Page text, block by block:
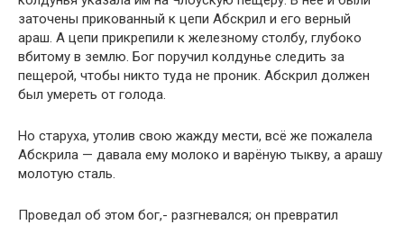
заточены прикованный к цепи Абскрил и его верный
араш. А цепи прикрепили к железному столбу, глубоко
вбитому в землю. Бог поручил колдунье следить за
пещерой, чтобы никто туда не проник. Абскрил должен
был умереть от голода.
Но старуха, утолив свою жажду мести, всё же пожалела
Абскрила — давала ему молоко и варёную тыкву, а арашу
молотую сталь.
Проведал об этом бог,- разгневался; он превратил